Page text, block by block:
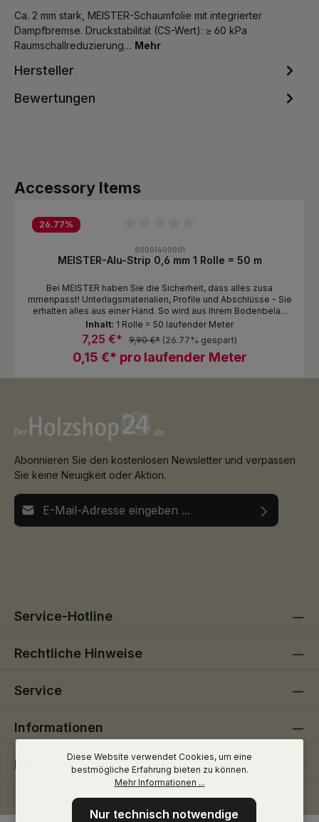
Ca. 2 mm stark, MEISTER-Schaumfolie mit integrierter
Dampfbremse. Druckstabilität (CS-Wert): ≥ 60 kPa
Raumschallreduzierung… Mehr
Hersteller
Bewertungen
Produktgalerie überspringen
Accessory Items
26.77%
80001400001
MEISTER-Alu-Strip 0,6 mm 1 Rolle = 50 m
Bei MEISTER haben Sie die Sicherheit, dass alles zusa
mmenpasst! Unterlagsmaterialien, Profile und Abschlüsse - Sie
erhalten alles aus einer Hand. So wird aus Ihrem Bodenbelag
eine ganzheitliche Einrichtungslösung, die zu Ihnen passt und
vor allem lange und zuverlässig hält. Entdecken Sie unser
umfangreiches Zubehörsortiment. Alu-Klebestreifen zur
Verbindung der Bahnen an den Kopfstößen der MEISTER-Twin
Control zwingend erforderlich.
0,15 €* pro laufender Meter
7,25 €* 9,90 €* (26.77% gespart)
Inhalt: 1 Rolle = 50 laufender Meter
Abonnieren Sie den kostenlosen Newsletter und verpassen
Sie keine Neuigkeit oder Aktion.
E-Mail-Adresse*
Service-Hotline
Rechtliche Hinweise
Service
Informationen
Folge uns
Diese Website verwendet Cookies, um eine
bestmögliche Erfahrung bieten zu können.
Mehr Informationen ...
Nur technisch notwendige